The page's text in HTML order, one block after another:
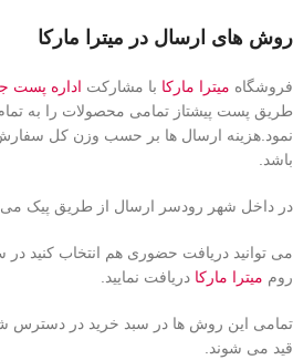
روش های ارسال در میترا مارکا
فروشگاه میترا مارکا با مشارکت اداره پست
طریق پست پیشتاز تمامی محصولات را به
نمود.هزینه ارسال ها بر حسب وزن کل
باشد.
در داخل شهر رودسر ارسال از طریق پیک می
می توانید دریافت حضوری هم انتخاب کنید
روم میترا مارکا دریافت نمایید.
تمامی این روش ها در سبد خرید در دسترس
قید می شوند.